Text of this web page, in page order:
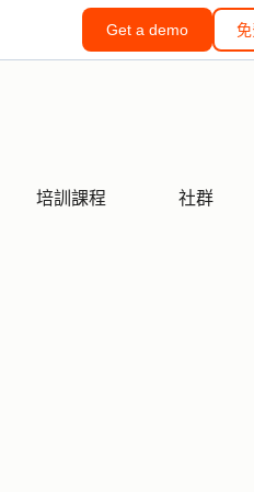
Get a demo
培訓課程 社群